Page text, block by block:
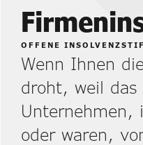
OFFENE
Wenn Ihnen
droht, weil das
Unternehmen,
oder waren,